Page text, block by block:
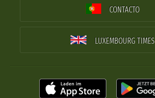
CONTACTO
LUXEMBOURG TIMES